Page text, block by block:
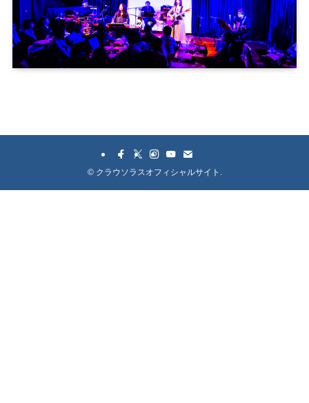
©クラウソラスオフィシャルサイト.